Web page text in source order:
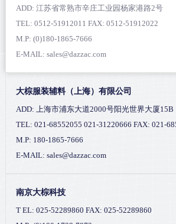
ADD: 江苏省常熟市辛庄工业园杨家港路2号
TEL: 0512-51912011 FAX: 0512-51912022
M.P: (0)180-1865-7666
E-MAIL: sales@dazzac.com
大棕服装辅料（上海）有限公司
ADD: 上海市浦东大道2000号阳光世界大厦15B
TEL: 021-68552055 021-31220666 FAX: 021-
M.P: 180-1865-7666
E-MAIL: sales@dazzac.com
南京大棕科技
T EL: 025-52289860 FAX: 025-52289860